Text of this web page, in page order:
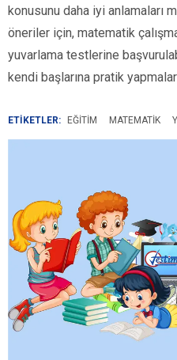
konusunu daha iyi anlamaları
öneriler için, matematik
yuvarlama testlerine
kendi başlarına pratik
ETİKETLER: EĞITIM MATEMATIK